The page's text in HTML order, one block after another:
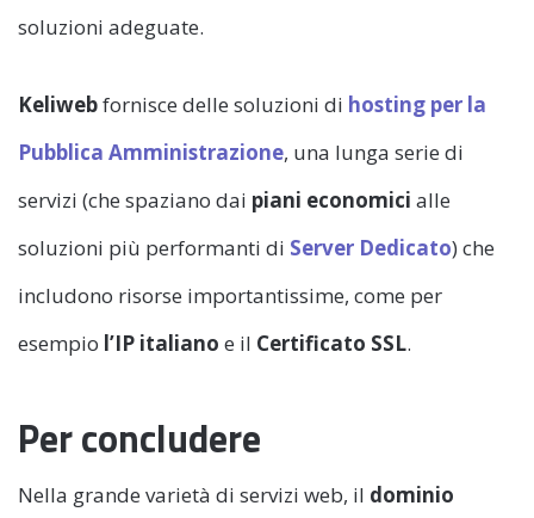
soluzioni adeguate.
Keliwebfornisce delle soluzioni di hosting per la
Pubblica Amministrazione, una lunga serie di
servizi (che spaziano dai piani economici alle
soluzioni più performanti di Server Dedicato) che
includono risorse importantissime, come per
esempio l’IP italiano e il Certificato SSL.
Per concludere
Nella grande varietà di servizi web, il dominio